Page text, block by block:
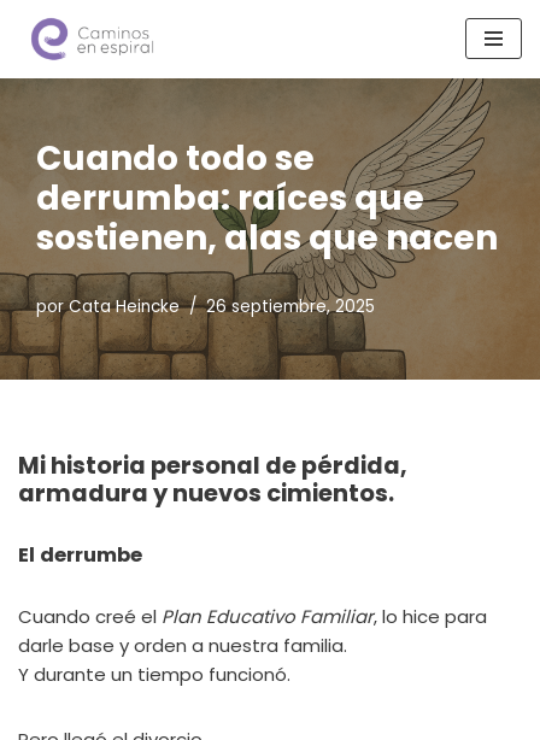
Saltar
Cuando todo se
derrumba: raíces que
sostienen, alas que nacen
porCata Heincke 26 septiembre, 2025
Mi historia personal de pérdida,
armadura y nuevos cimientos.
El derrumbe
Cuando creé el Plan Educativo Familiar, lo hice para
darle base y orden a nuestra familia.
Y durante un tiempo funcionó.